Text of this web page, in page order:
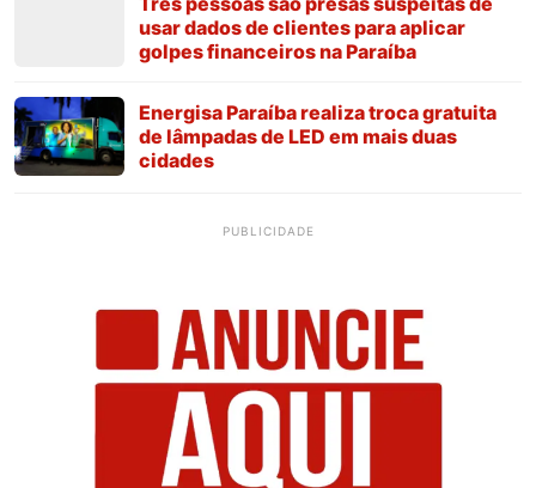
usar dados de clientes para aplicar
golpes financeiros na Paraíba
Energisa Paraíba realiza troca gratuita
de lâmpadas de LED em mais duas
cidades
PUBLICIDADE